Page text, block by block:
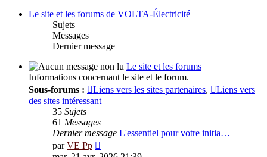
message
Le site et les forums de VOLTA-Électricité
Sujets
Messages
Dernier message
Le site et les forums
Informations concernant le site et le forum.
Sous-forums :
Liens vers les sites partenaires,
Liens vers
des sites intéressant
35 Sujets
61 Messages
Dernier message L'essentiel pour votre initia…
parVE Pp
le